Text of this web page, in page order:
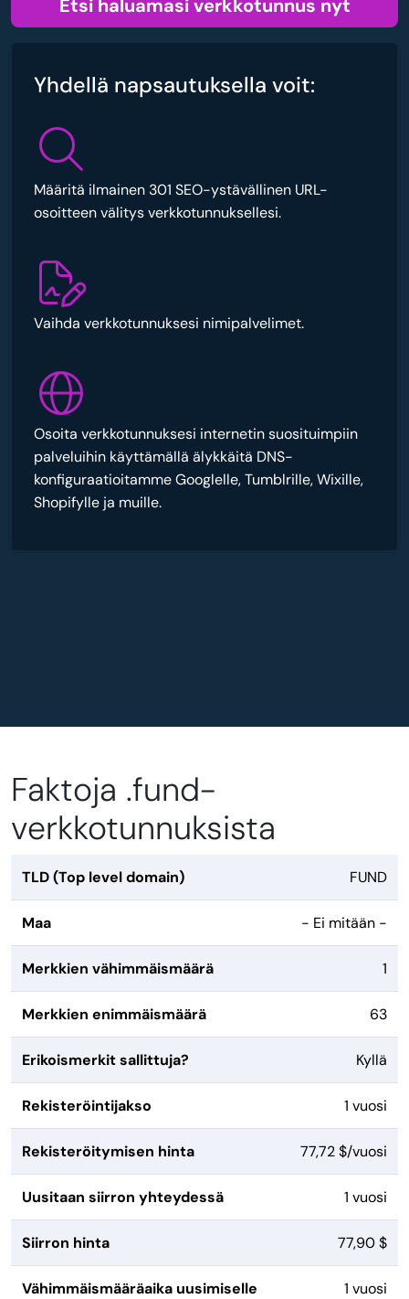
Etsi haluamasi verkkotunnus nyt
Yhdellä napsautuksella voit:
Määritä ilmainen 301 SEO-ystävällinen URL-
osoitteen välitys verkkotunnuksellesi.
Vaihda verkkotunnuksesi nimipalvelimet.
Osoita verkkotunnuksesi internetin suosituimpiin
palveluihin käyttämällä älykkäitä DNS-
konfiguraatioitamme Googlelle, Tumblrille, Wixille,
Shopifylle ja muille.
Faktoja .fund-
verkkotunnuksista
TLD (Top level domain) FUND
Maa - Ei mitään -
Merkkien vähimmäismäärä 1
Merkkien enimmäismäärä 63
Erikoismerkit sallittuja? Kyllä
Rekisteröintijakso 1 vuosi
Rekisteröitymisen hinta 77,72 $/vuosi
Uusitaan siirron yhteydessä 1 vuosi
Siirron hinta 77,90 $
Vähimmäismääräaika uusimiselle 1 vuosi